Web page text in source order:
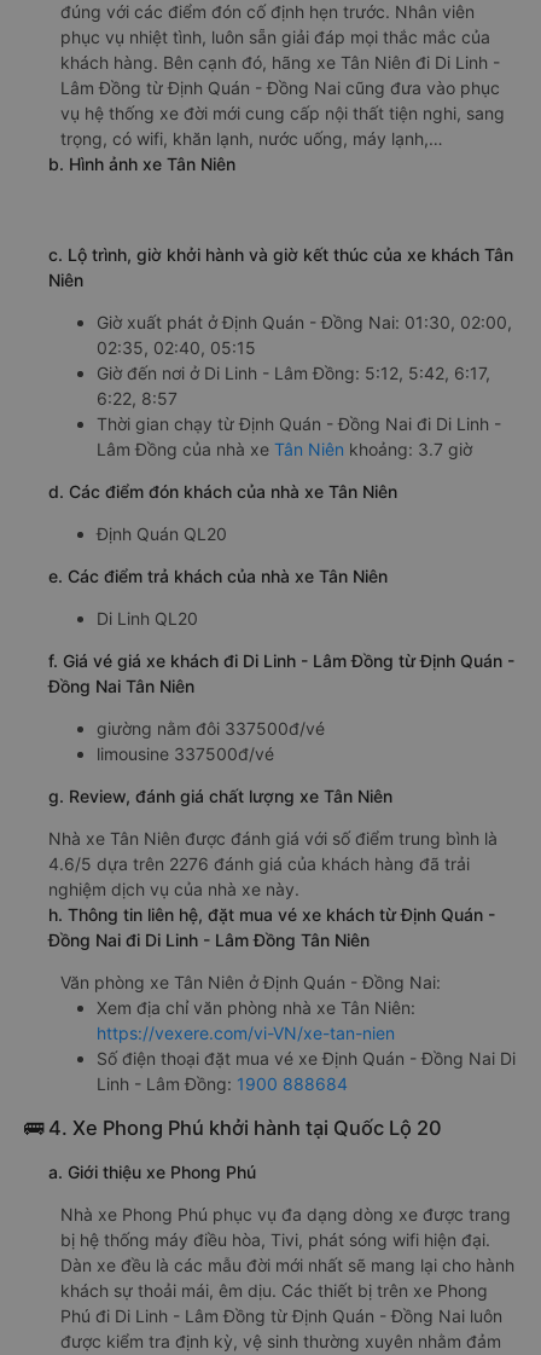
đúng với các điểm đón cố định hẹn trước. Nhân viên
phục vụ nhiệt tình, luôn sẵn giải đáp mọi thắc mắc của
khách hàng. Bên cạnh đó, hãng xe Tân Niên đi Di Linh -
Lâm Đồng từ Định Quán - Đồng Nai cũng đưa vào phục
vụ hệ thống xe đời mới cung cấp nội thất tiện nghi, sang
trọng, có wifi, khăn lạnh, nước uống, máy lạnh,…
b. Hình ảnh xe Tân Niên
c. Lộ trình, giờ khởi hành và giờ kết thúc của xe khách Tân
Niên
Giờ xuất phát ở Định Quán - Đồng Nai: 01:30, 02:00,
02:35, 02:40, 05:15
Giờ đến nơi ở Di Linh - Lâm Đồng: 5:12, 5:42, 6:17,
6:22, 8:57
Thời gian chạy từ Định Quán - Đồng Nai đi Di Linh -
Lâm Đồng của nhà xe Tân Niên khoảng: 3.7 giờ
d. Các điểm đón khách của nhà xe Tân Niên
Định Quán QL20
e. Các điểm trả khách của nhà xe Tân Niên
Di Linh QL20
f. Giá vé giá xe khách đi Di Linh - Lâm Đồng từ Định Quán -
Đồng Nai Tân Niên
giường nằm đôi 337500đ/vé
limousine 337500đ/vé
g. Review, đánh giá chất lượng xe Tân Niên
Nhà xe Tân Niên được đánh giá với số điểm trung bình là
4.6/5 dựa trên 2276 đánh giá của khách hàng đã trải
nghiệm dịch vụ của nhà xe này.
h. Thông tin liên hệ, đặt mua vé xe khách từ Định Quán -
Đồng Nai đi Di Linh - Lâm Đồng Tân Niên
Văn phòng xe Tân Niên ở Định Quán - Đồng Nai:
Xem địa chỉ văn phòng nhà xe Tân Niên:
https://vexere.com/vi-VN/xe-tan-nien
Số điện thoại đặt mua vé xe Định Quán - Đồng Nai Di
Linh - Lâm Đồng: 1900 888684
🚌 4. Xe Phong Phú khởi hành tại Quốc Lộ 20
a. Giới thiệu xe Phong Phú
Nhà xe Phong Phú phục vụ đa dạng dòng xe được trang
bị hệ thống máy điều hòa, Tivi, phát sóng wifi hiện đại.
Dàn xe đều là các mẫu đời mới nhất sẽ mang lại cho hành
khách sự thoải mái, êm dịu. Các thiết bị trên xe Phong
Phú đi Di Linh - Lâm Đồng từ Định Quán - Đồng Nai luôn
được kiểm tra định kỳ, vệ sinh thường xuyên nhằm đảm